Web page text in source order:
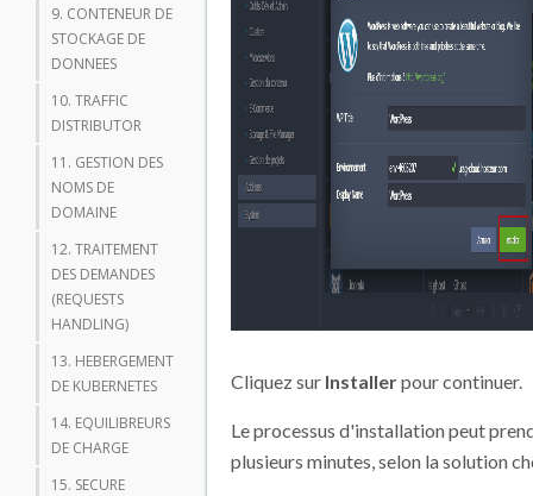
9. CONTENEUR DE
STOCKAGE DE
DONNEES
10. TRAFFIC
DISTRIBUTOR
11. GESTION DES
NOMS DE
DOMAINE
12. TRAITEMENT
DES DEMANDES
(REQUESTS
HANDLING)
13. HEBERGEMENT
DE KUBERNETES
14. EQUILIBREURS
DE CHARGE
15. SECURE
Cliquez sur Installerpour continuer.
Le processus d'installation peut
plusieurs minutes, selon la solution